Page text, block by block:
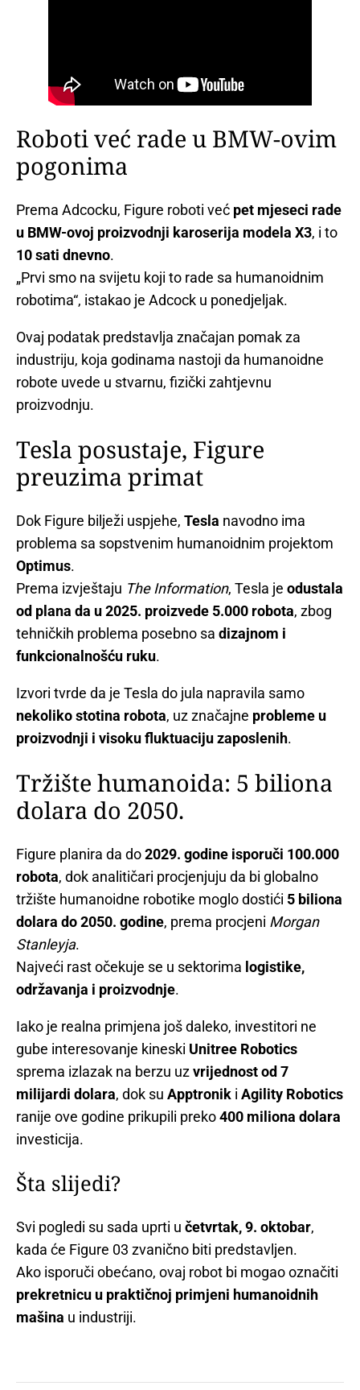
Roboti već rade u BMW-ovim
pogonima
Prema Adcocku, Figure roboti već pet mjeseci rade
u BMW-ovoj proizvodnji karoserija modela X3, i to
10 sati dnevno.
„Prvi smo na svijetu koji to rade sa humanoidnim
robotima“, istakao je Adcock u ponedjeljak.
Ovaj podatak predstavlja značajan pomak za
industriju, koja godinama nastoji da humanoidne
robote uvede u stvarnu, fizički zahtjevnu
proizvodnju.
Tesla posustaje, Figure
preuzima primat
Dok Figure bilježi uspjehe, Tesla navodno ima
problema sa sopstvenim humanoidnim projektom
Optimus.
Prema izvještaju The Information, Tesla je odustala
od plana da u 2025. proizvede 5.000 robota, zbog
tehničkih problema posebno sa dizajnom i
funkcionalnošću ruku.
Izvori tvrde da je Tesla do jula napravila samo
nekoliko stotina robota, uz značajne probleme u
proizvodnji i visoku fluktuaciju zaposlenih.
Tržište humanoida: 5 biliona
dolara do 2050.
Figure planira da do2029. godine isporuči 100.000
robota, dok analitičari procjenjuju da bi globalno
tržište humanoidne robotike moglo dostići 5 biliona
dolara do 2050. godine, prema procjeni Morgan
Stanleyja.
Najveći rast očekuje se u sektorima logistike,
održavanja i proizvodnje.
Iako je realna primjena još daleko, investitori ne
gube interesovanje kineski Unitree Robotics
sprema izlazak na berzu uzvrijednost od 7
milijardi dolara, dok su Apptronik i Agility Robotics
ranije ove godine prikupili preko400 miliona dolara
investicija.
Šta slijedi?
Svi pogledi su sada uprti u četvrtak, 9. oktobar,
kada će Figure 03 zvanično biti predstavljen.
Ako isporuči obećano, ovaj robot bi mogao označiti
prekretnicu u praktičnoj primjeni humanoidnih
mašina u industriji.